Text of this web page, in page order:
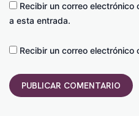
Recibir un correo
a esta entrada.
Recibir un correo electrónico